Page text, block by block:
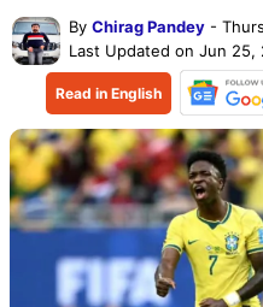
By Chirag Pandey -
Last Updated on Jun 25,
Read in English